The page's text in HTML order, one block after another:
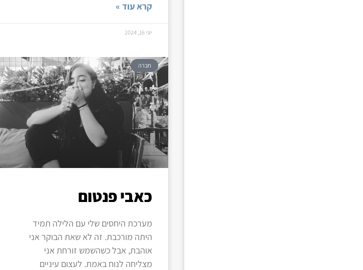
קרא עוד »
יוני 16, 2024
חברה
כאבי פנטום
מערכת היחסים שלי עם הלילה תמיד
היתה מורכבת. זה לא שאת הבוקר אני
אוהבת, אבל כשהשמש זורחת אני
מצליחה לנוח באמת. לעצום עיניים